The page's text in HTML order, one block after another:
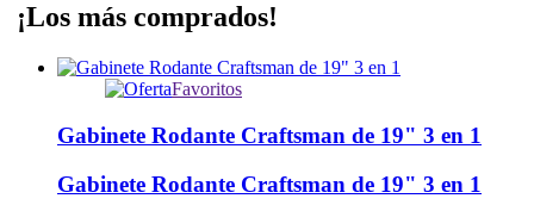
¡Los más comprados!
Favoritos
Gabinete Rodante Craftsman de 19" 3 en 1
Gabinete Rodante Craftsman de 19" 3 en 1